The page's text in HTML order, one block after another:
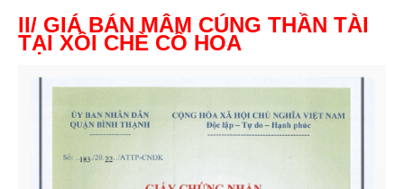
II/ GIÁ BÁN MÂM CÚNG THẦN TÀI
TẠI XÔI CHÈ CÔ HOA